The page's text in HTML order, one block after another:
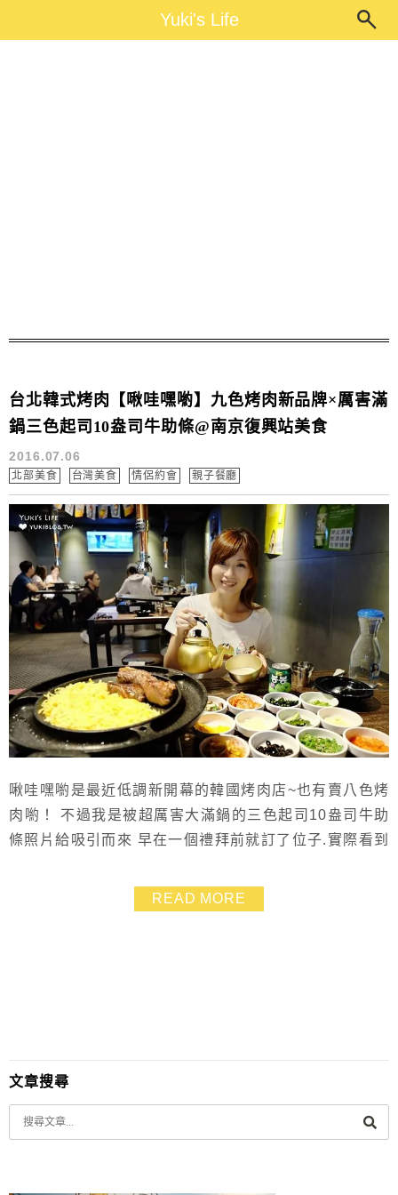
Yuki's LifeYuki's Life
台北韓式烤肉【啾哇嘿喲】九色烤肉新品牌×厲害滿
鍋三色起司10盎司牛助條@南京復興站美食
2016.07.06
北部美食 台灣美食 情侶約會 親子餐廳
啾哇嘿喲是最近低調新開幕的韓國烤肉店~也有賣八色烤
肉喲！ 不過我是被超厲害大滿鍋的三色起司10盎司牛助
條照片給吸引而來 早在一個禮拜前就訂了位子.實際看到
沒能全部消滅 而12碟小菜排了整桌也是很酷.真的有種來
到韓國吃烤肉的feel啦~~ 新開幕沒多久的「啾哇嘿喲」
READ MORE
文章搜尋